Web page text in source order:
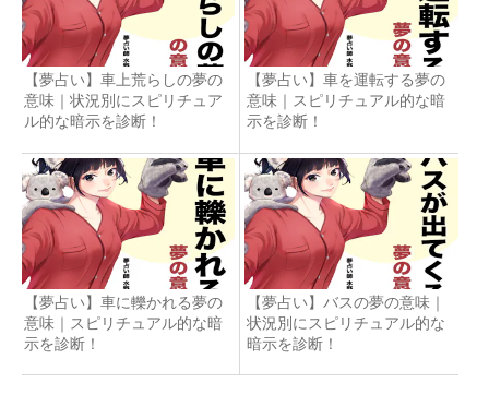
【夢占い】車上荒らしの夢の
意味｜状況別にスピリチュア
ル的な暗示を診断！
【夢占い】車を運転する夢の
意味｜スピリチュアル的な暗
示を診断！
【夢占い】車に轢かれる夢の
意味｜スピリチュアル的な暗
示を診断！
【夢占い】バスの夢の意味｜
状況別にスピリチュアル的な
暗示を診断！